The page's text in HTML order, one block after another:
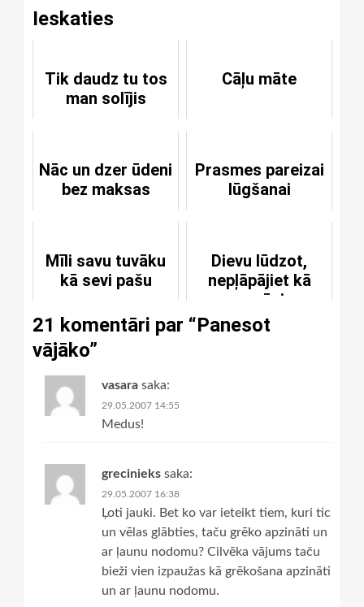
Ieskaties
Tik daudz tu tos
man solījis
Cāļu māte
Nāc un dzer ūdeni
bez maksas
Prasmes pareizai
lūgšanai
Mīli savu tuvāku
kā sevi pašu
Dievu lūdzot,
nepļāpājiet kā
pagāni
21 komentāri par “Panesot
vājāko”
vasara saka:
29.05.2007 14:55
Medus!
grecinieks saka:
29.05.2007 16:38
Ļoti jauki. Bet ko var ieteikt tiem, kuri tic
un vēlas glābties, taču grēko apzināti un
ar ļaunu nodomu? Cilvēka vājums taču
bieži vien izpaužas kā grēkošana apzināti
un ar ļaunu nodomu.